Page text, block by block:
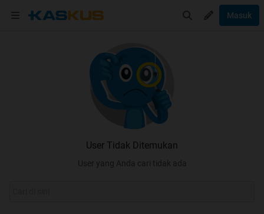
Masuk
User Tidak Ditemukan
User yang Anda cari tidak ada